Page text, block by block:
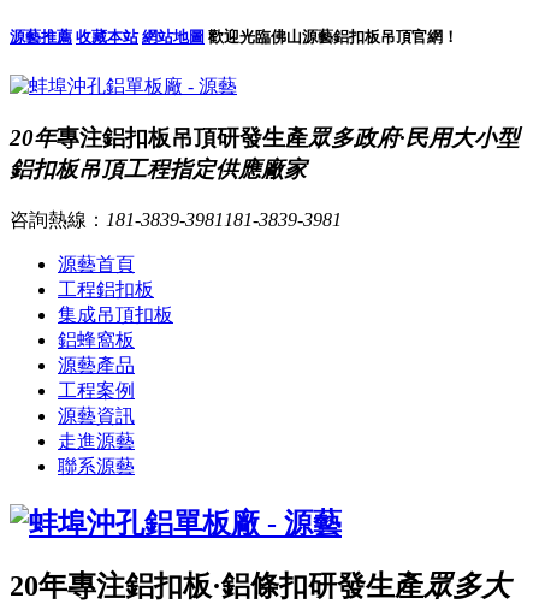
源藝推薦 收藏本站 網站地圖 歡迎光臨佛山源藝鋁扣板吊頂官網！
20年專注鋁扣板吊頂研發生產眾多政府·民用大小型
鋁扣板吊頂工程指定供應廠家
咨詢熱線： 181-3839-3981 181-3839-3981
源藝首頁
工程鋁扣板
集成吊頂扣板
鋁蜂窩板
源藝產品
工程案例
源藝資訊
走進源藝
聯系源藝
20年專注鋁扣板·鋁條扣研發生產眾多大